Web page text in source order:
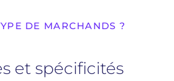
DE MARCHANDS ?
et spécificités